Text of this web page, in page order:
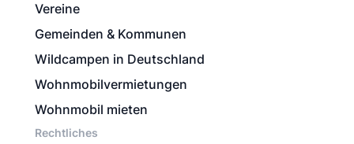
Vereine
Gemeinden & Kommunen
Wildcampen in Deutschland
Wohnmobilvermietungen
Wohnmobil mieten
Rechtliches